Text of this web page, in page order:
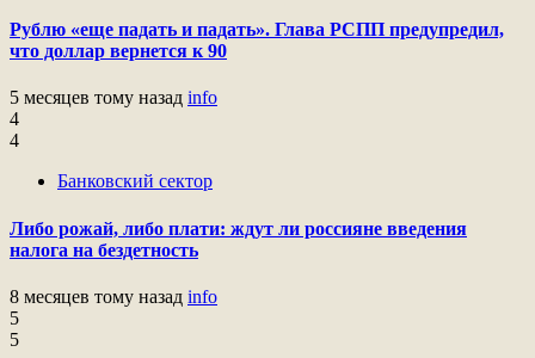
Рублю «еще падать и падать». Глава РСПП предупредил,
что доллар вернется к 90
5 месяцев тому назад info
4
4
Банковский сектор
Либо рожай, либо плати: ждут ли россияне введения
налога на бездетность
8 месяцев тому назад info
5
5